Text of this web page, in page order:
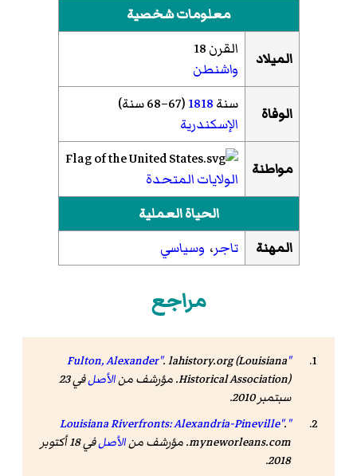
معلومات شخصية
الميلاد
القرن 18
واشنطن
الوفاة سنة1818(67–68 سنة)
الإسكندرية
مواطنة
الولايات المتحدة
الحياة العملية
المهنة
تاجر، وسياسي
مراجع
"Fulton, Alexander"
. lahistory.org (Louisiana
Historical Association). مؤرشف من الأصل
في 23
سبتمبر 2010
.
"Louisiana Riverfronts: Alexandria-Pineville"
.
myneworleans.com. مؤرشف من
الأصل
في 18 أكتوبر
2018
.